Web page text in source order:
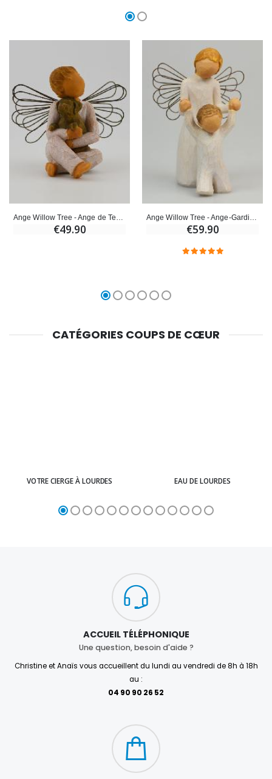
€49.90 €59.90
CATÉGORIES COUPS DE CŒUR
VOTRE CIERGE À LOURDES EAU DE LOURDES
ACCUEIL TÉLÉPHONIQUE
Une question, besoin d'aide ?
Christine et Anaïs vous accueillent du lundi au vendredi de 8h à 18h
au :
04 90 90 26 52